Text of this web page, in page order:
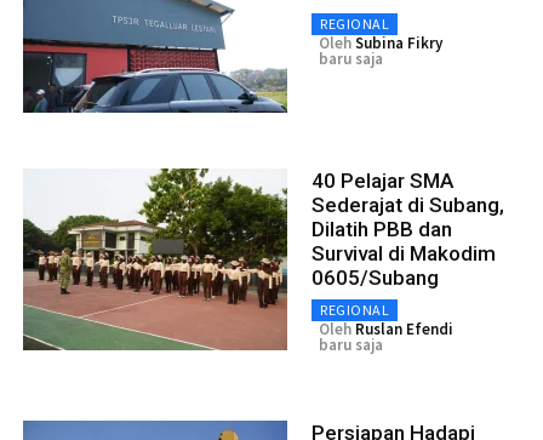
REGIONAL
OlehSubina Fikry
baru saja
40 Pelajar SMA
Sederajat di Subang,
Dilatih PBB dan
Survival di Makodim
0605/Subang
REGIONAL
Oleh Ruslan Efendi
baru saja
Persiapan Hadapi